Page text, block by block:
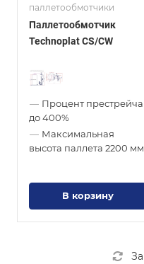
паллетообмотчики
Паллетообмотчик
Technoplat CS/CW
— Процент престрейча
до 400%
— Максимальная
высота паллета 2200 мм
В корзину